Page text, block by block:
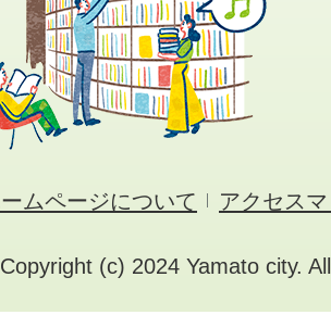
ムページについて アクセス
Copyright (c) 2024 Yamato city.